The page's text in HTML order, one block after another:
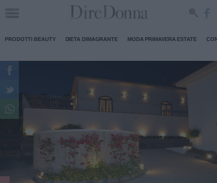
PRODOTTI BEAUTY DIETA DIMAGRANTE MODA PRIMAVERA ESTATE